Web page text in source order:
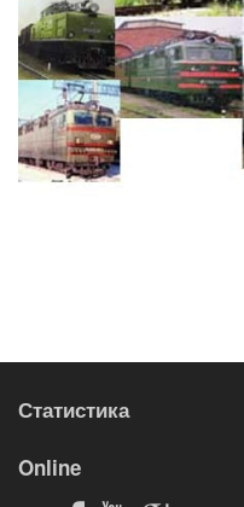
Статистика
Online